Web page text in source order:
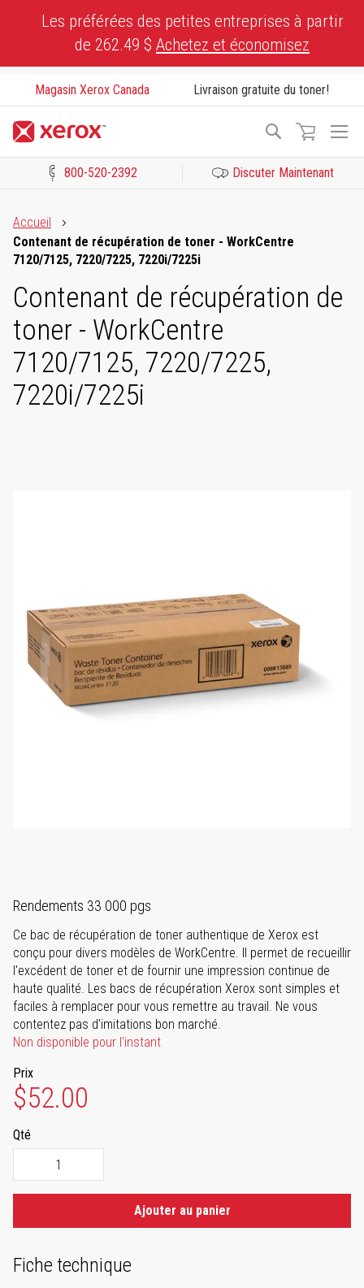
Les préférées des petites entreprises à partir
de 262.49 $ Achetez et économisez
Magasin Xerox Canada Livraison gratuite du toner!
Recherche
800-520-2392 Discuter Maintenant
Accueil
Contenant de récupération de toner - WorkCentre
7120/7125, 7220/7225, 7220i/7225i
Contenant de récupération de
toner - WorkCentre
7120/7125, 7220/7225,
7220i/7225i
Rendements 33 000 pgs
Ce bac de récupération de toner authentique de Xerox est
conçu pour divers modèles de WorkCentre. Il permet de recueillir
l'excédent de toner et de fournir une impression continue de
haute qualité. Les bacs de récupération Xerox sont simples et
faciles à remplacer pour vous remettre au travail. Ne vous
contentez pas d'imitations bon marché.
Non disponible pour l'instant
Prix
$52.00
Qté
Ajouter au panier
Fiche technique